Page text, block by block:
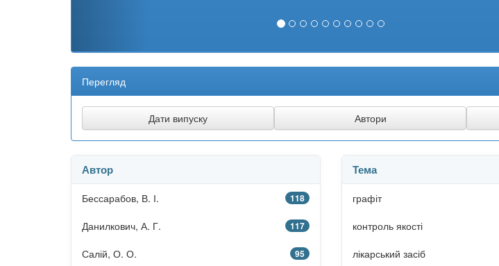
Перегляд
Автор
Бессарабов, В. І. 118
Данилкович, А. Г. 117
Салій, О. О. 95
Тема
графіт
контроль якості
лікарський засіб